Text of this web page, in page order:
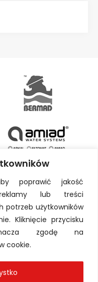
poprawić jakość
lub treści
potrzeb użytkowników
Kliknięcie przycisku
zgodę na
cookie.